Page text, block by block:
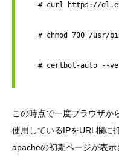
# curl https://
# chmod 700 /usr/
# certbot-auto --
この時点で一度ブラウザか
使用しているIPをURL欄に
apacheの初期ページが表示